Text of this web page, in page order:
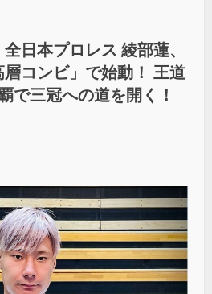
日本プロレス 綾部蓮、
コンビ」で始動！ 王道
で三冠への道を開く！